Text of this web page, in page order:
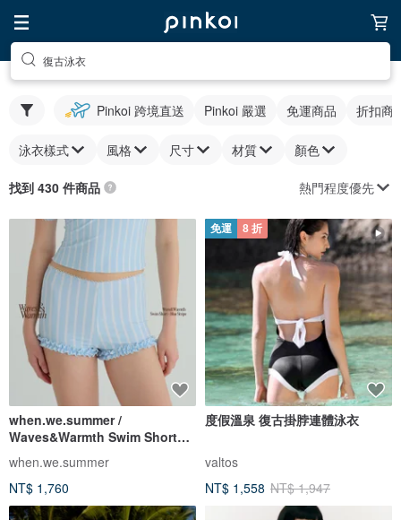
復古泳衣
Pinkoi 跨境直送 Pinkoi 嚴選 免運商品 折扣商
泳衣樣式 風格 尺寸 材質 顏色
找到 430 件商品 熱門程度優先
when.we.summer /
Waves&Warmth Swim Short
(僅褲裝)
when.we.summer
NT$ 1,760
免運 8 折
度假溫泉 復古掛脖連體泳衣
valtos
NT$ 1,558 NT$ 1,947